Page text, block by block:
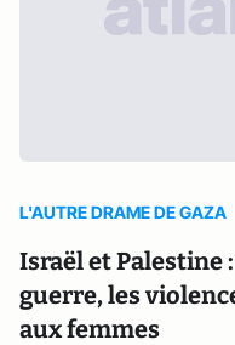
L'AUTRE DRAME DE GAZA
Israël et Palestine
guerre, les
aux femmes